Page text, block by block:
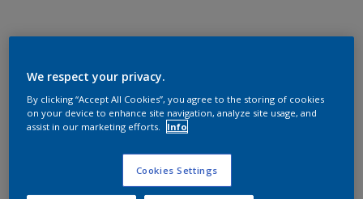
We respect your privacy.
By clicking “Accept All Cookies”, you agree to the storing of cookies
on your device to enhance site navigation, analyze site usage, and
assist in our marketing efforts.
Info
Cookies Settings